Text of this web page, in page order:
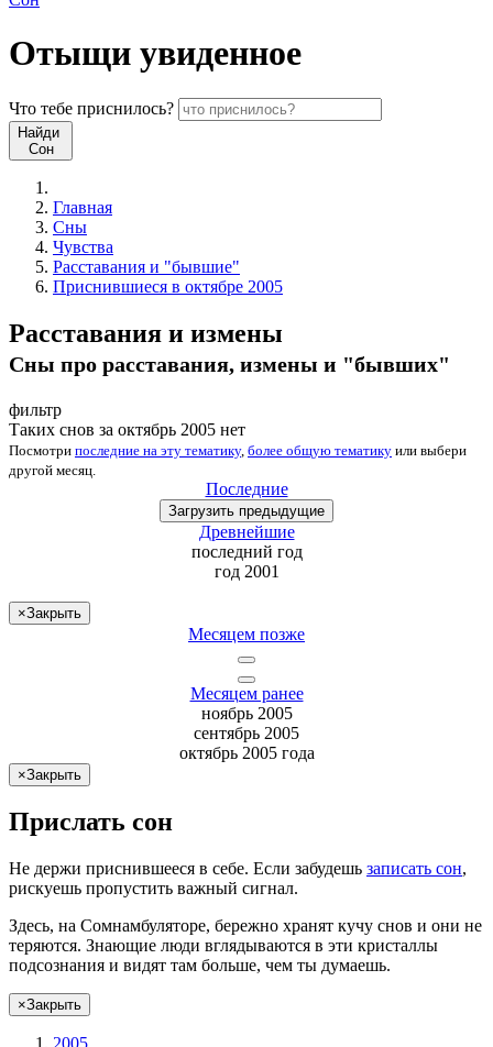
Отыщи увиденное
Что тебе приснилось?
Найди
Сон
Главная
Сны
Чувства
Расставания и "бывшие"
Приснившиеся в октябре 2005
Расставания и измены
Сны про расставания, измены и "бывших"
фильтр
Таких снов за октябрь 2005 нет
Посмотри последние на эту тематику, более общую тематику или выбери
другой месяц
Последние
Загрузить предыдущие
Древнейшие
последний год
год 2001
×Закрыть
Месяцем позже
Месяцем ранее
ноябрь 2005
сентябрь 2005
октябрь 2005 года
×Закрыть
Прислать сон
Не держи приснившееся в себе. Если забудешь записать сон,
рискуешь пропустить важный сигнал.
Здесь, на Сомнамбуляторе, бережно хранят кучу снов и они не
теряются. Знающие люди вглядываются в эти кристаллы
подсознания и видят там больше, чем ты думаешь.
×Закрыть